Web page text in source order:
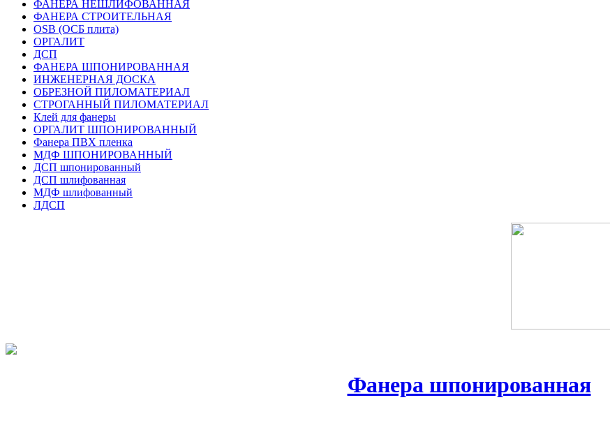
ФАНЕРА НЕШЛИФОВАННАЯ
ФАНЕРА СТРОИТЕЛЬНАЯ
OSB (ОСБ плита)
ОРГАЛИТ
ДСП
ФАНЕРА ШПОНИРОВАННАЯ
ИНЖЕНЕРНАЯ ДОСКА
ОБРЕЗНОЙ ПИЛОМАТЕРИАЛ
СТРОГАННЫЙ ПИЛОМАТЕРИАЛ
Клей для фанеры
ОРГАЛИТ ШПОНИРОВАННЫЙ
Фанера ПВХ пленка
МДФ ШПОНИРОВАННЫЙ
ДСП шпонированный
ДСП шлифованная
МДФ шлифованный
ЛДСП
Фанера шпонированная